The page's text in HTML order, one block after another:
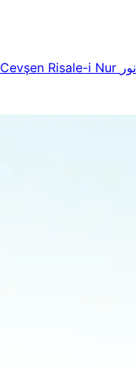
Cevşen Risale-i Nur